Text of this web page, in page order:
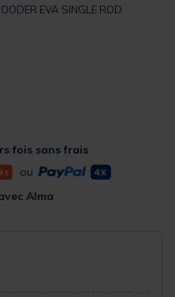
EVA SINGLE ROD
fois sans frais
ou
Alma